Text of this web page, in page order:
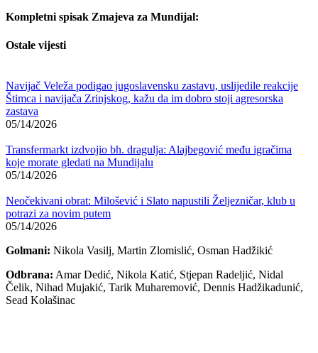
Kompletni spisak Zmajeva za Mundijal:
Ostale vijesti
Navijač Veleža podigao jugoslavensku zastavu, uslijedile reakcije
Štimca i navijača Zrinjskog, kažu da im dobro stoji agresorska
zastava
05/14/2026
Transfermarkt izdvojio bh. dragulja: Alajbegović među igračima
koje morate gledati na Mundijalu
05/14/2026
Neočekivani obrat: Milošević i Slato napustili Željezničar, klub u
potrazi za novim putem
05/14/2026
Golmani: Nikola Vasilj, Martin Zlomislić, Osman Hadžikić
Odbrana: Amar Dedić, Nikola Katić, Stjepan Radeljić, Nidal
Čelik, Nihad Mujakić, Tarik Muharemović, Dennis Hadžikadunić,
Sead Kolašinac